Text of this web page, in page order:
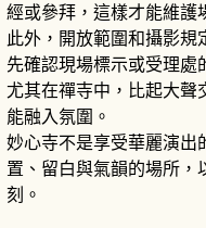
經或參拜，這樣才能維護
此外，開放範圍和攝影
先確認現場標示或受理處
尤其在禪寺中，比起大聲
能融入氛圍。
妙心寺不是享受華麗演出
置、留白與氣韻的場所，
刻。